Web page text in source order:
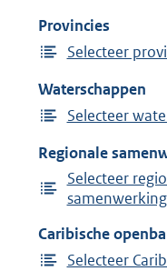
Provincies
Selecteer
Waterschappen
Selecteer
Regionale
Selecteer
Caribische
Selecteer